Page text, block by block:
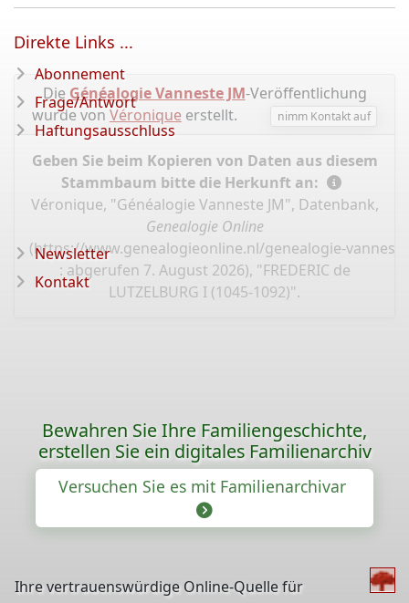
Die Généalogie Vanneste JM-Veröffentlichung
wurde von Véronique erstellt. nimm Kontakt auf
Geben Sie beim Kopieren von Daten aus diesem
Stammbaum bitte die Herkunft an:
Véronique, "Généalogie Vanneste JM", Datenbank,
Genealogie Online
(https://www.genealogieonline.nl/genealogie-
: abgerufen 7. August 2026), "FREDERIC de
LUTZELBURG I (1045-1092)".
Direkte Links ...
Abonnement
Frage/Antwort
Haftungsausschluss
Newsletter
Kontakt
Bewahren Sie Ihre Familiengeschichte,
erstellen Sie ein digitales Familienarchiv
Versuchen Sie es mit Familienarchivar
Ihre vertrauenswürdige Online-Quelle für